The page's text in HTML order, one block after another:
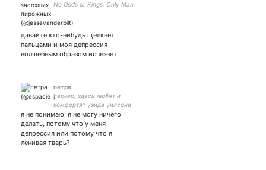
No Gods or Kings, Only Man
давайте кто-нибудь щёлкнет
пальцами и моя депрессия
волшебным образом исчезнет
петра
паркер; здесь любят и
комфортят уэйда уилсона
infp-t; 🪐; 🏳️‍🌈 пишу
хэдканоны и ем чимичанги
(•spideypool •spirk •destiel)
я не понимаю, я не могу ничего
делать, потому что у меня
депрессия или потому что я
ленивая тварь?